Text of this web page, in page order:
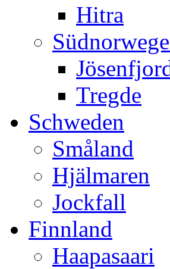
Hitra
Tregde
Schweden
Småland
Hjälmaren
Jockfall
Finnland
Haapasaari